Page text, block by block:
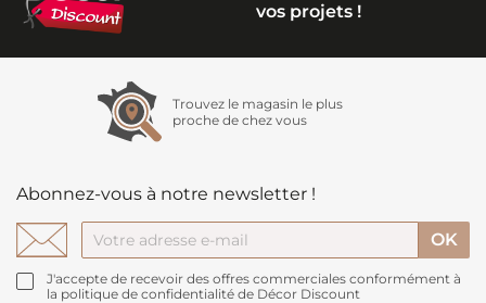
vos projets !
Trouvez le magasin le plus
proche de chez vous
Abonnez-vous à notre newsletter !
J'accepte de recevoir des offres commerciales conformément à
la politique de confidentialité de Décor Discount